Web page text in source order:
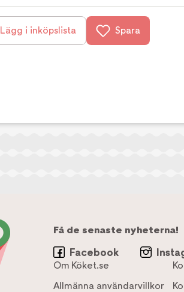
Lägg i inköpslista Spara
Få de senaste nyheterna!
Facebook
Om Köket.se
Allmänna användarvillkor